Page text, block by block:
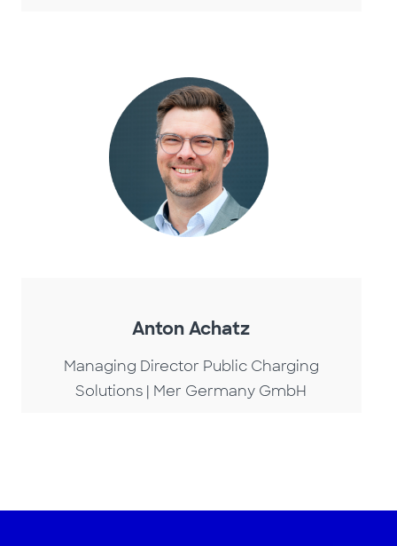
Anton Achatz
Managing Director Public Charging
Solutions | Mer Germany GmbH